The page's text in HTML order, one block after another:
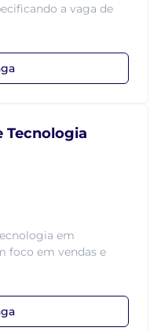
a vaga de
Tecnologia
em
foco em vendas e